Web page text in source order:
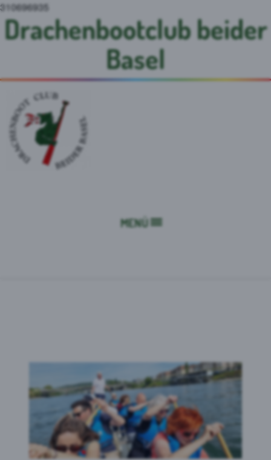
310696935
Drachenbootclub beider
Basel
MENÜ